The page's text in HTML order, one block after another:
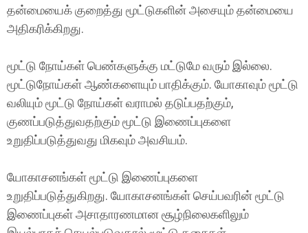
தன்மையைக் குறைத்து மூட்டுகளின் அசையும் தன்மையை
அதிகரிக்கிறது.
மூட்டு நோய்கள் பெண்களுக்கு மட்டுமே வரும் இல்லை.
மூட்டுநோய்கள் ஆண்களையும் பாதிக்கும். யோகாவும் மூட்டு
வலியும் மூட்டு நோய்கள் வராமல் தடுப்பதற்கும்,
குணப்படுத்துவதற்கும் மூட்டு இணைப்புகளை
உறுதிப்படுத்துவது மிகவும் அவசியம்.
யோகாசனங்கள் மூட்டு இணைப்புகளை
உறுதிப்படுத்துகிறது. யோகாசனங்கள் செய்பவரின் மூட்டு
இணைப்புகள் அசாதாரணமான சூழ்நிலைகளிலும்